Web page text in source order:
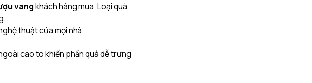
vangkhách hàng mua. Loại quà
thuật của mọi nhà.
cao to khiến phần quà dễ trưng